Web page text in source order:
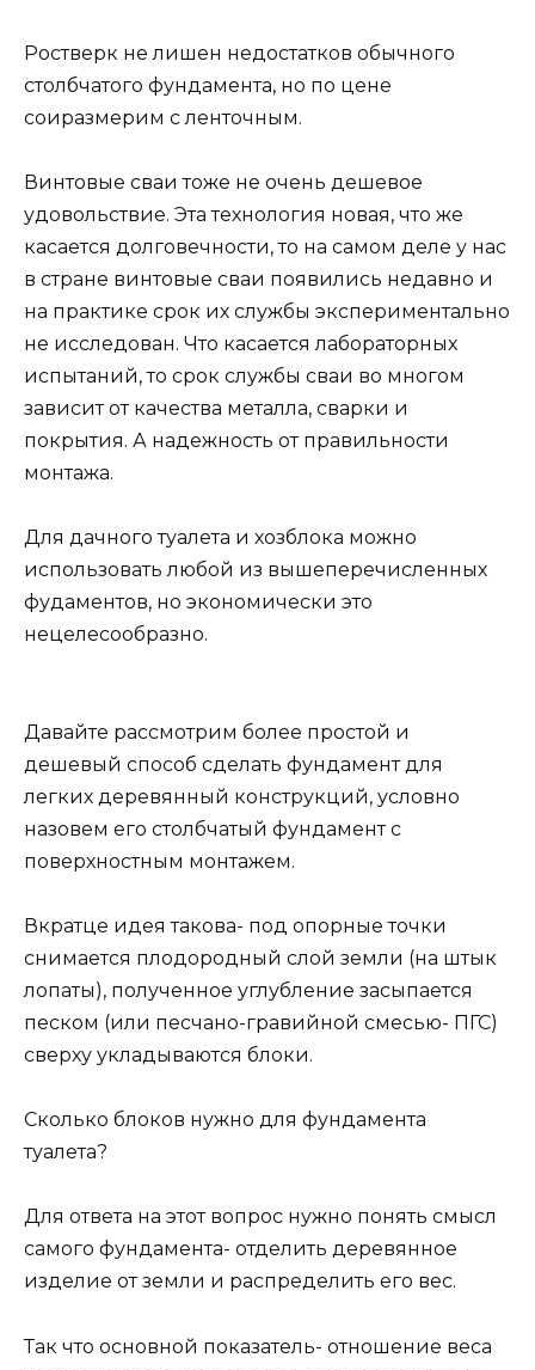
Ростверк не лишен недостатков обычного
столбчатого фундамента, но по цене
соиразмерим с ленточным.
Винтовые сваи тоже не очень дешевое
удовольствие. Эта технология новая, что же
касается долговечности, то на самом деле у нас
в стране винтовые сваи появились недавно и
на практике срок их службы экспериментально
не исследован. Что касается лабораторных
испытаний, то срок службы сваи во многом
зависит от качества металла, сварки и
покрытия. А надежность от правильности
монтажа.
Для дачного туалета и хозблока можно
использовать любой из вышеперечисленных
фудаментов, но экономически это
нецелесообразно.
Давайте рассмотрим более простой и
дешевый способ сделать фундамент для
легких деревянный конструкций, условно
назовем его столбчатый фундамент с
поверхностным монтажем.
Вкратце идея такова- под опорные точки
снимается плодородный слой земли (на штык
лопаты), полученное углубление засыпается
песком (или песчано-гравийной смесью- ПГС)
сверху укладываются блоки.
Сколько блоков нужно для фундамента
туалета?
Для ответа на этот вопрос нужно понять смысл
самого фундамента- отделить деревянное
изделие от земли и распределить его вес.
Так что основной показатель- отношение веса